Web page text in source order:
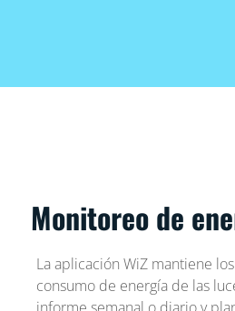
Monitoreo de
La aplicación WiZ mantiene
consumo de energía de las